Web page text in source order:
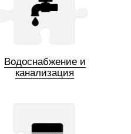
Водоснабжение и
канализация